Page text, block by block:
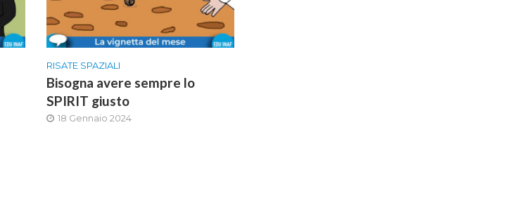
RISATE SPAZIALI
Bisogna avere sempre lo
SPIRIT giusto
18 Gennaio 2024